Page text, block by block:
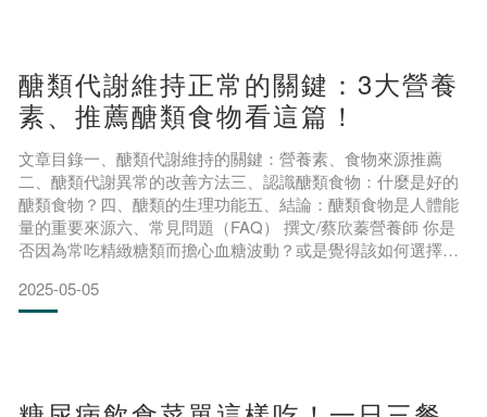
醣類代謝維持正常的關鍵：3大營養
素、推薦醣類食物看這篇！
文章目錄一、醣類代謝維持的關鍵：營養素、食物來源推薦
二、醣類代謝異常的改善方法三、認識醣類食物：什麼是好的
醣類食物？四、醣類的生理功能五、結論：醣類食物是人體能
量的重要來源六、常見問題（FAQ） 撰文/蔡欣蓁營養師 你是
否因為常吃精緻糖類而擔心血糖波動？或是覺得該如何選擇健
除了提供身體活動所需熱量之外，醣類也在體內扮演各種不同
角色。醣類代謝異常也可能導致各種健康問題，醣類食物攝取
2025-05-05